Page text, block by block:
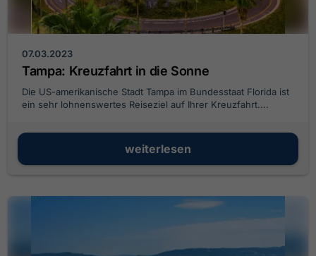
07.03.2023
Tampa: Kreuzfahrt in die Sonne
Die US-amerikanische Stadt Tampa im Bundesstaat Florida ist
ein sehr lohnenswertes Reiseziel auf Ihrer Kreuzfahrt....
weiterlesen